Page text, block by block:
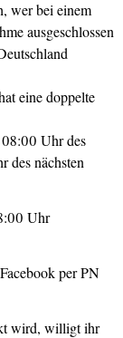
wer bei einem
ausgeschlossen
eine doppelte
08:00 Uhr des
des nächsten
Uhr
per PN
wird, willigt ihr